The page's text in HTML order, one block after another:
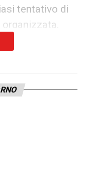
tentativo di
NEL BIVIO
quindi un
Inter e